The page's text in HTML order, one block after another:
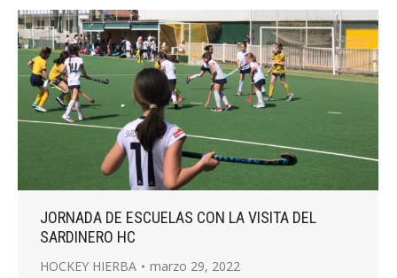
JORNADA DE ESCUELAS CON LA VISITA DEL
SARDINERO HC
HOCKEY HIERBA marzo 29, 2022